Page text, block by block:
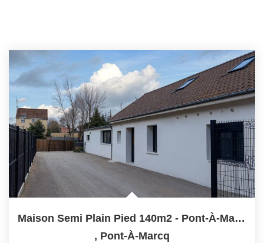
Maison Semi Plain Pied 140m2 - Pont-À-Marcq - T4
, Pont-À-Marcq